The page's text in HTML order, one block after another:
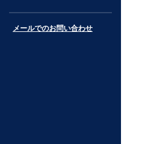
メールでのお問い合わせ